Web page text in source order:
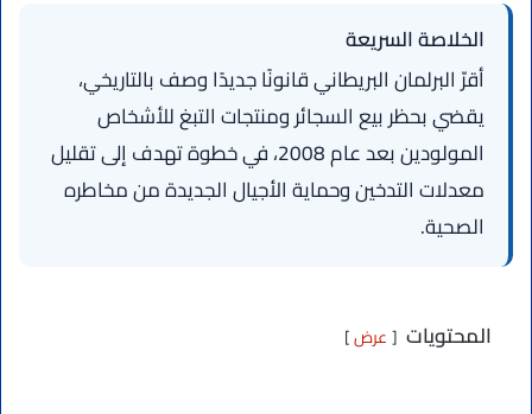
الخلاصة السريعة
أقرّ البرلمان البريطاني قانونًا جديدًا وصف بالتاريخي،
يقضي بحظر بيع السجائر ومنتجات التبغ للأشخاص
المولودين بعد عام 2008، في خطوة تهدف إلى تقليل
معدلات التدخين وحماية الأجيال الجديدة من مخاطره
الصحية.
المحتويات عرض